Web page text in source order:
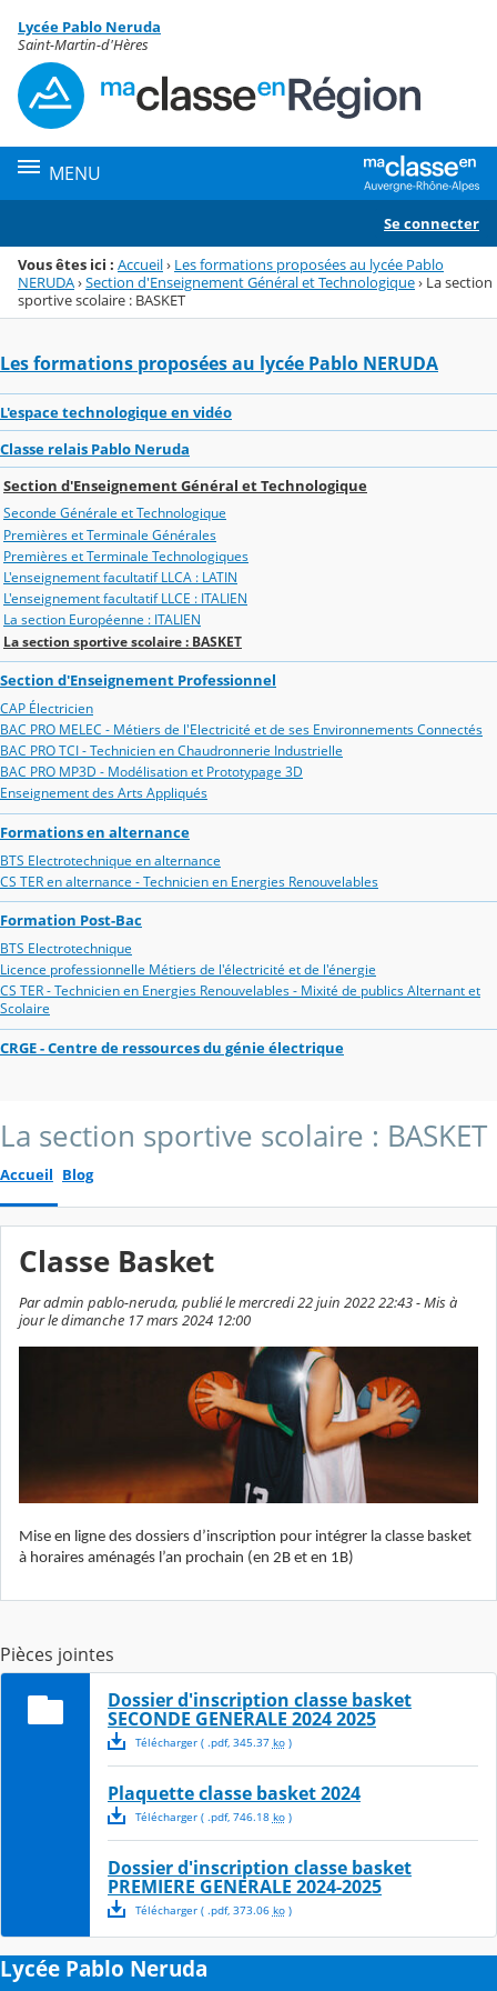
Menu de la rubrique
Contenu
Lycée Pablo Neruda
Saint-Martin-d'Hères
MENU
Se connecter
Vous êtes ici : Accueil› Les formations proposées au lycée Pablo
NERUDA›Section d'Enseignement Général et Technologique› La section
sportive scolaire : BASKET
Les formations proposées au lycée Pablo NERUDA
L'espace technologique en vidéo
Classe relais Pablo Neruda
Section d'Enseignement Général et Technologique
Seconde Générale et Technologique
Premières et Terminale Générales
Premières et Terminale Technologiques
L'enseignement facultatif LLCA : LATIN
L'enseignement facultatif LLCE : ITALIEN
La section Européenne : ITALIEN
La section sportive scolaire : BASKET
Section d'Enseignement Professionnel
CAP Électricien
BAC PRO MELEC - Métiers de l'Electricité et de ses Environnements Connectés
BAC PRO TCI - Technicien en Chaudronnerie Industrielle
BAC PRO MP3D - Modélisation et Prototypage 3D
Enseignement des Arts Appliqués
Formations en alternance
BTS Electrotechnique en alternance
CS TER en alternance - Technicien en Energies Renouvelables
Formation Post-Bac
BTS Electrotechnique
Licence professionnelle Métiers de l'électricité et de l'énergie
CS TER - Technicien en Energies Renouvelables - Mixité de publics Alternant et
Scolaire
CRGE - Centre de ressources du génie électrique
La section sportive scolaire : BASKET
Accueil Blog
Classe Basket
Par admin pablo-neruda, publié le mercredi 22 juin 2022 22:43 - Mis à
jour le dimanche 17 mars 2024 12:00
Mise en ligne des dossiers d’inscription pour intégrer la classe basket
à horaires aménagés l’an prochain (en 2B et en 1B)
Pièces jointes
Dossier d'inscription classe basket
SECONDE GENERALE 2024 2025
Télécharger( .pdf, 345.37 ko)
Plaquette classe basket 2024
Télécharger( .pdf, 746.18 ko)
Dossier d'inscription classe basket
PREMIERE GENERALE 2024-2025
Télécharger( .pdf, 373.06 ko)
Lycée Pablo Neruda